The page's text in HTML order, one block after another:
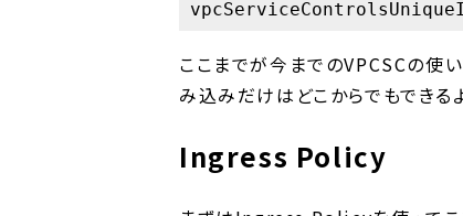
ここまでが今までのVPCSCの
み込みだけはどこからでもできる
Ingress Policy